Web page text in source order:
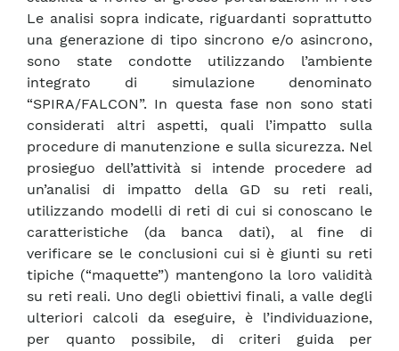
Le analisi sopra indicate, riguardanti soprattutto
una generazione di tipo sincrono e/o asincrono,
sono state condotte utilizzando l’ambiente
integrato di simulazione denominato
“SPIRA/FALCON”. In questa fase non sono stati
considerati altri aspetti, quali l’impatto sulla
procedure di manutenzione e sulla sicurezza. Nel
prosieguo dell’attività si intende procedere ad
un’analisi di impatto della GD su reti reali,
utilizzando modelli di reti di cui si conoscano le
caratteristiche (da banca dati), al fine di
verificare se le conclusioni cui si è giunti su reti
tipiche (“maquette”) mantengono la loro validità
su reti reali. Uno degli obiettivi finali, a valle degli
ulteriori calcoli da eseguire, è l’individuazione,
per quanto possibile, di criteri guida per